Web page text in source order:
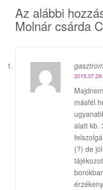
Az alábbi
Molnár csárda
másfél
alatt kb.
(?) de